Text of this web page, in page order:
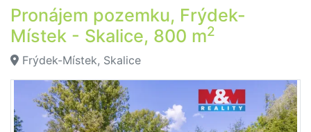
Pronájem pozemku, Frýdek-
Místek - Skalice, 800 m2
Frýdek-Místek, Skalice